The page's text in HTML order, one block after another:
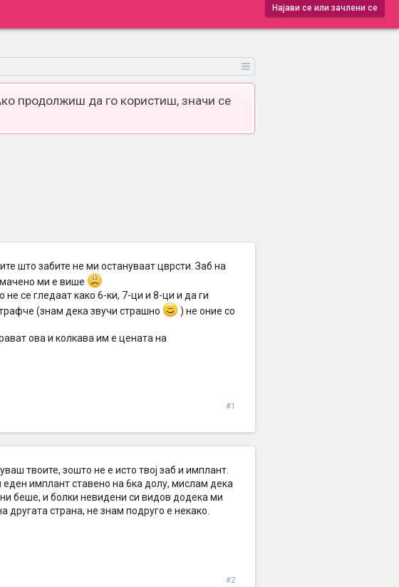
Најави се или зачлени се
продолжиш да го користиш, значи се
што забите не ми остануваат цврсти. Заб на
ми е више
се гледаат како 6-ки, 7-ци и 8-ци и да ги
(знам дека звучи страшно
) не оние со
ова и колкава им е цената на
#1
твоите, зошто не е исто твој заб и имплант.
имплант ставено на 6ка долу, мислам дека
беше, и болки невидени си видов додека ми
страна, не знам подруго е некако.
#2